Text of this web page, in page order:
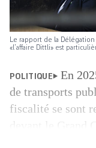
Le rapport de la Délégation
«l’affaire Dittli» est
POLITIQUE
En
de transports
fiscalité se sont